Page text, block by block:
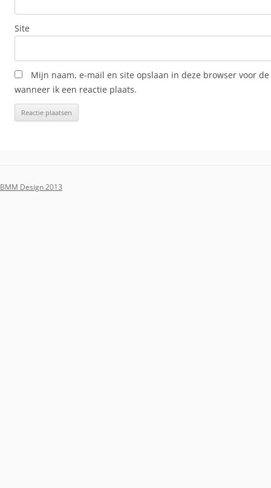
Site
Mijn naam, e-mail en site opslaan in deze browser voor
wanneer ik een reactie plaats.
BMM Design 2013